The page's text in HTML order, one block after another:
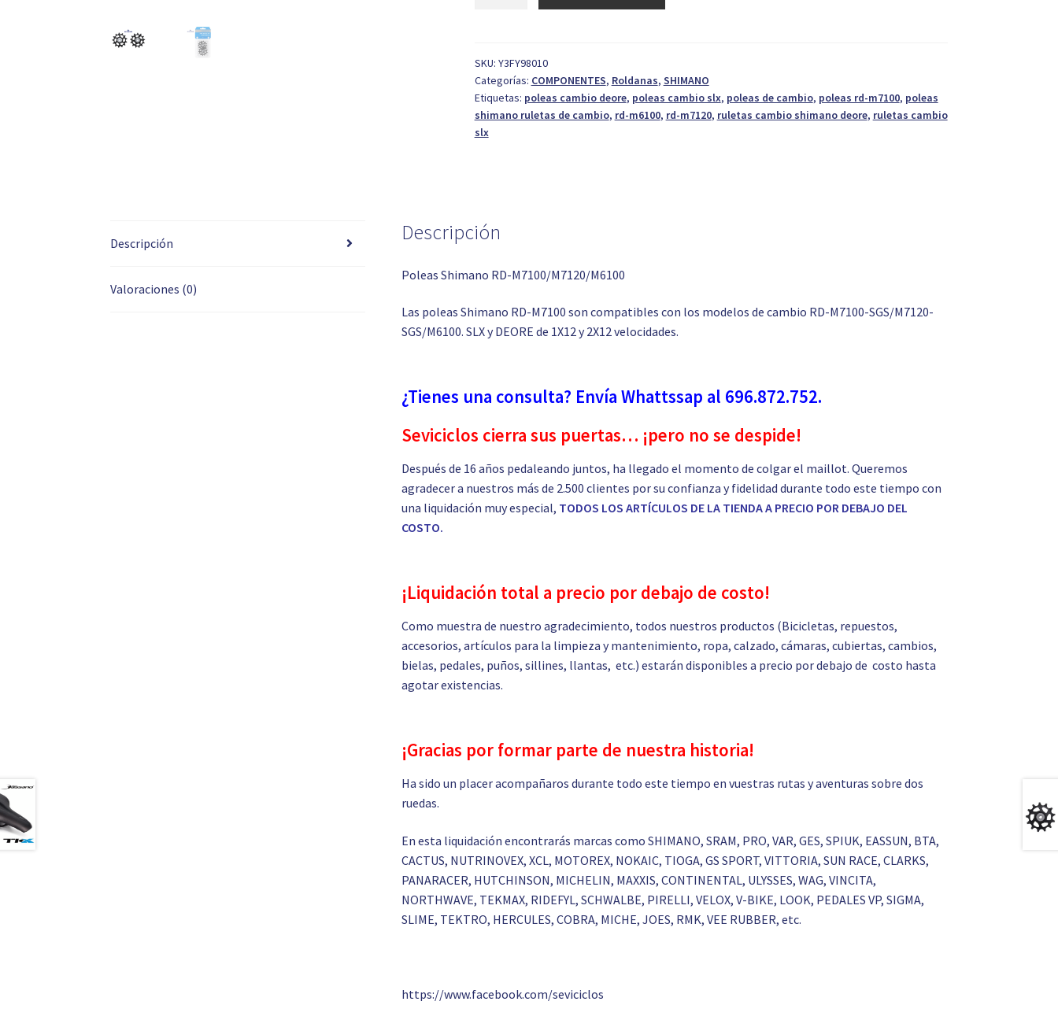
cantidad
SKU: Y3FY98010
Categorías: COMPONENTES, Roldanas, SHIMANO
Etiquetas: poleas cambio deore, poleas cambio slx, poleas de cambio, poleas rd-m7100, poleas
shimano ruletas de cambio, rd-m6100, rd-m7120, ruletas cambio shimano deore, ruletas cambio
slx
Descripción
Valoraciones (0)
Descripción
Poleas Shimano RD-M7100/M7120/M6100
Las poleas Shimano RD-M7100 son compatibles con los modelos de cambio RD-M7100-SGS/M7120-
SGS/M6100. SLX y DEORE de 1X12 y 2X12 velocidades.
¿Tienes una consulta? Envía Whattssap al 696.872.752.
Seviciclos cierra sus puertas… ¡pero no se despide!
Después de 16 años pedaleando juntos, ha llegado el momento de colgar el maillot. Queremos
agradecer a nuestros más de 2.500 clientes por su confianza y fidelidad durante todo este tiempo con
una liquidación muy especial, TODOS LOS ARTÍCULOS DE LA TIENDA A PRECIO POR DEBAJO DEL
COSTO.
¡Liquidación total a precio por debajo de costo!
Como muestra de nuestro agradecimiento, todos nuestros productos (Bicicletas, repuestos,
accesorios, artículos para la limpieza y mantenimiento, ropa, calzado, cámaras, cubiertas, cambios,
bielas, pedales, puños, sillines, llantas, etc.) estarán disponibles a precio por debajo de costo hasta
agotar existencias.
¡Gracias por formar parte de nuestra historia!
Ha sido un placer acompañaros durante todo este tiempo en vuestras rutas y aventuras sobre dos
ruedas.
En esta liquidación encontrarás marcas como SHIMANO, SRAM, PRO, VAR, GES, SPIUK, EASSUN, BTA,
CACTUS, NUTRINOVEX, XCL, MOTOREX, NOKAIC, TIOGA, GS SPORT, VITTORIA, SUN RACE, CLARKS,
PANARACER, HUTCHINSON, MICHELIN, MAXXIS, CONTINENTAL, ULYSSES, WAG, VINCITA,
NORTHWAVE, TEKMAX, RIDEFYL, SCHWALBE, PIRELLI, VELOX, V-BIKE, LOOK, PEDALES VP, SIGMA,
SLIME, TEKTRO, HERCULES, COBRA, MICHE, JOES, RMK, VEE RUBBER, etc.
https://www.facebook.com/seviciclos